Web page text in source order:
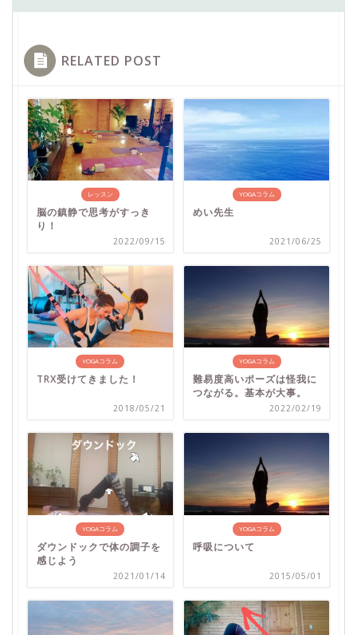
RELATED POST
レッスン
脳の鎮静で思考がすっき
り！
2022/09/15
YOGAコラム
めい先生
2021/06/25
YOGAコラム
TRX受けてきました！
2018/05/21
YOGAコラム
難易度高いポーズは怪我に
つながる。基本が大事。
2022/02/19
YOGAコラム
ダウンドックで体の調子を
感じよう
2021/01/14
YOGAコラム
呼吸について
2015/05/01